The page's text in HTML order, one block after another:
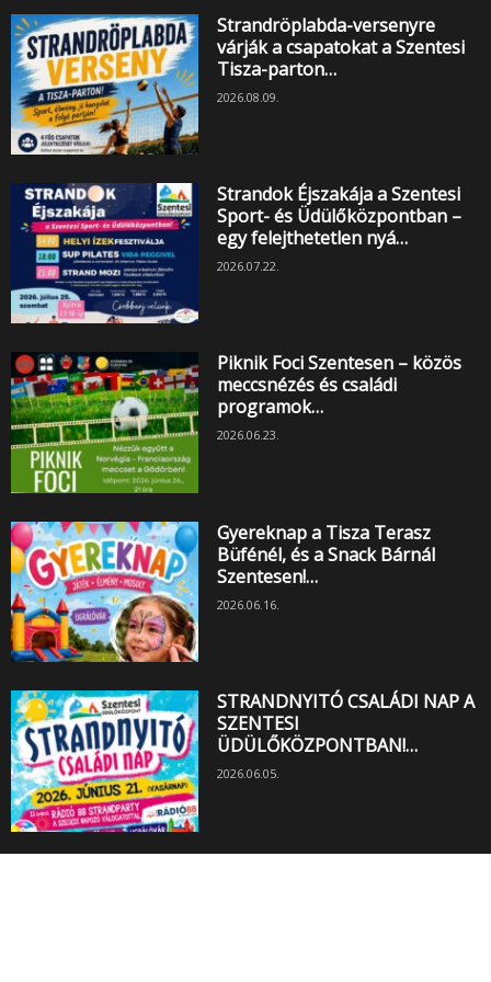
Strandröplabda-versenyre
várják a csapatokat a Szentesi
Tisza-parton…
2026.08.09.
Strandok Éjszakája a Szentesi
Sport- és Üdülőközpontban –
egy felejthetetlen nyá…
2026.07.22.
Piknik Foci Szentesen – közös
meccsnézés és családi
programok…
2026.06.23.
Gyereknap a Tisza Terasz
Büfénél, és a Snack Bárnál
Szentesen!…
2026.06.16.
STRANDNYITÓ CSALÁDI NAP A
SZENTESI
ÜDÜLŐKÖZPONTBAN!…
2026.06.05.